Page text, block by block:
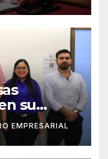
su
a
EMPRESARIAL